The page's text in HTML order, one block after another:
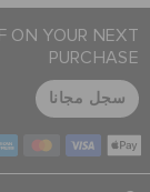
ON YOUR NEXT
PURCHASE
سجل مجانا